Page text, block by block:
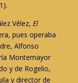
Vélez, El
pues operaba
Alfonso
Montemayor
y de Rogelio,
y director de